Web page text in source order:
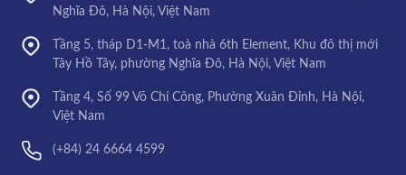
Nghĩa Đô, Hà Nội, Việt Nam
Tầng 5, tháp D1-M1, toà nhà 6th Element, Khu đô thị mới
Tây Hồ Tây, phường Nghĩa Đô, Hà Nội, Việt Nam
Tầng 4, Số 99 Võ Chí Công, Phường Xuân Đỉnh, Hà Nội,
Việt Nam
(+84) 24 6664 4599